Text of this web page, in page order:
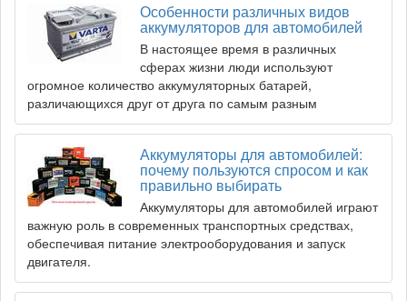
Особенности различных видов
аккумуляторов для автомобилей
В настоящее время в различных
сферах жизни люди используют
огромное количество аккумуляторных батарей,
различающихся друг от друга по самым разным
Аккумуляторы для автомобилей:
почему пользуются спросом и как
правильно выбирать
Аккумуляторы для автомобилей играют
важную роль в современных транспортных средствах,
обеспечивая питание электрооборудования и запуск
двигателя.